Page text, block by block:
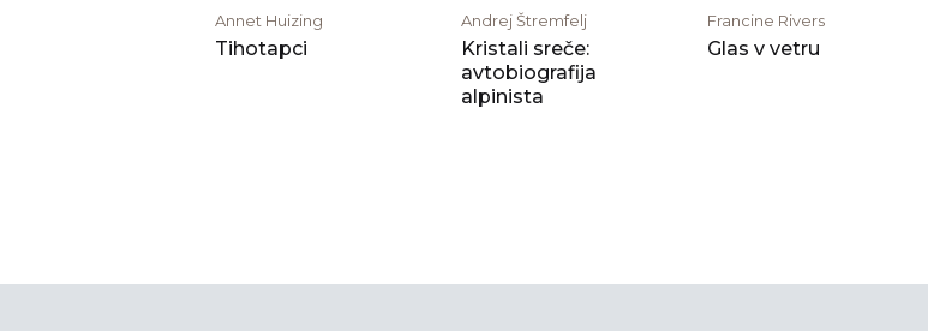
Annet Huizing
Tihotapci
Andrej Štremfelj
Kristali sreče:
avtobiografija
alpinista
Francine Rivers
Glas v vetru